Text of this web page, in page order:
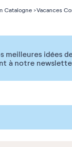
Catalogne Vacances
meilleures idées
à notre